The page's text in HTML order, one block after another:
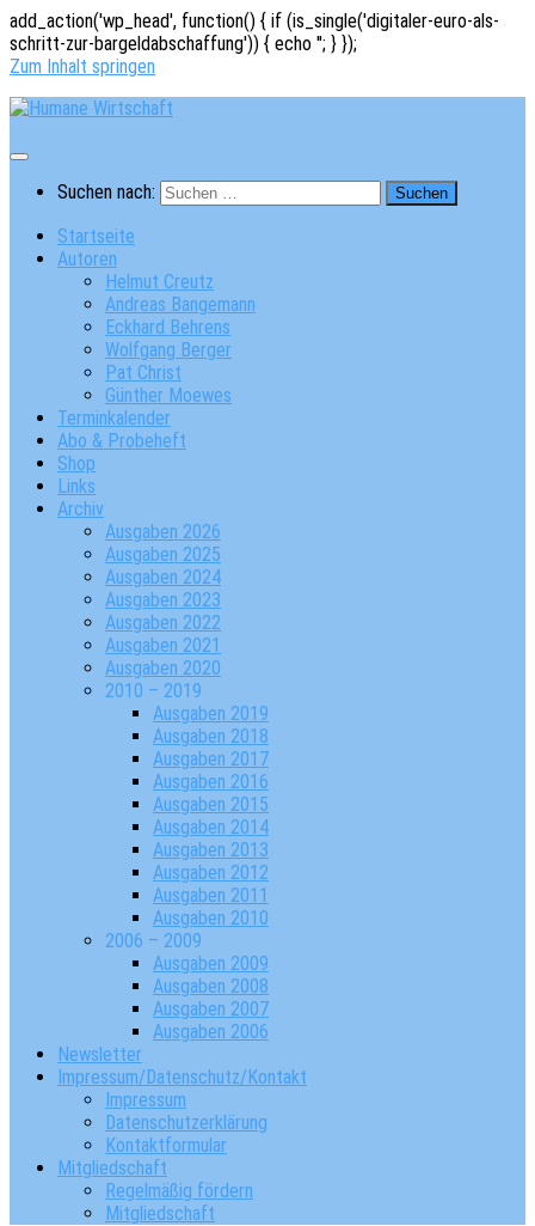
add_action('wp_head', function() { if (is_single('digitaler-euro-als-
schritt-zur-bargeldabschaffung')) { echo ''; } });
Zum Inhalt springen
Suchen nach:
Startseite
Autoren
Helmut Creutz
Andreas Bangemann
Eckhard Behrens
Wolfgang Berger
Pat Christ
Günther Moewes
Terminkalender
Abo & Probeheft
Shop
Links
Archiv
Ausgaben 2026
Ausgaben 2025
Ausgaben 2024
Ausgaben 2023
Ausgaben 2022
Ausgaben 2021
Ausgaben 2020
2010 – 2019
Ausgaben 2019
Ausgaben 2018
Ausgaben 2017
Ausgaben 2016
Ausgaben 2015
Ausgaben 2014
Ausgaben 2013
Ausgaben 2012
Ausgaben 2011
Ausgaben 2010
2006 – 2009
Ausgaben 2009
Ausgaben 2008
Ausgaben 2007
Ausgaben 2006
Newsletter
Impressum/Datenschutz/Kontakt
Impressum
Datenschutzerklärung
Kontaktformular
Mitgliedschaft
Regelmäßig fördern
Mitgliedschaft